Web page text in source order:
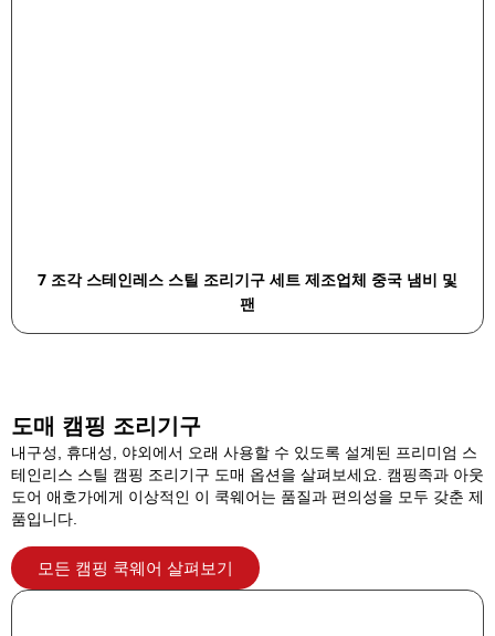
7 조각 스테인레스 스틸 조리기구 세트 제조업체 중국 냄비 및
팬
도매 캠핑 조리기구
내구성, 휴대성, 야외에서 오래 사용할 수 있도록 설계된 프리미엄 스
테인리스 스틸 캠핑 조리기구 도매 옵션을 살펴보세요. 캠핑족과 아웃
도어 애호가에게 이상적인 이 쿡웨어는 품질과 편의성을 모두 갖춘 제
품입니다.
모든 캠핑 쿡웨어 살펴보기